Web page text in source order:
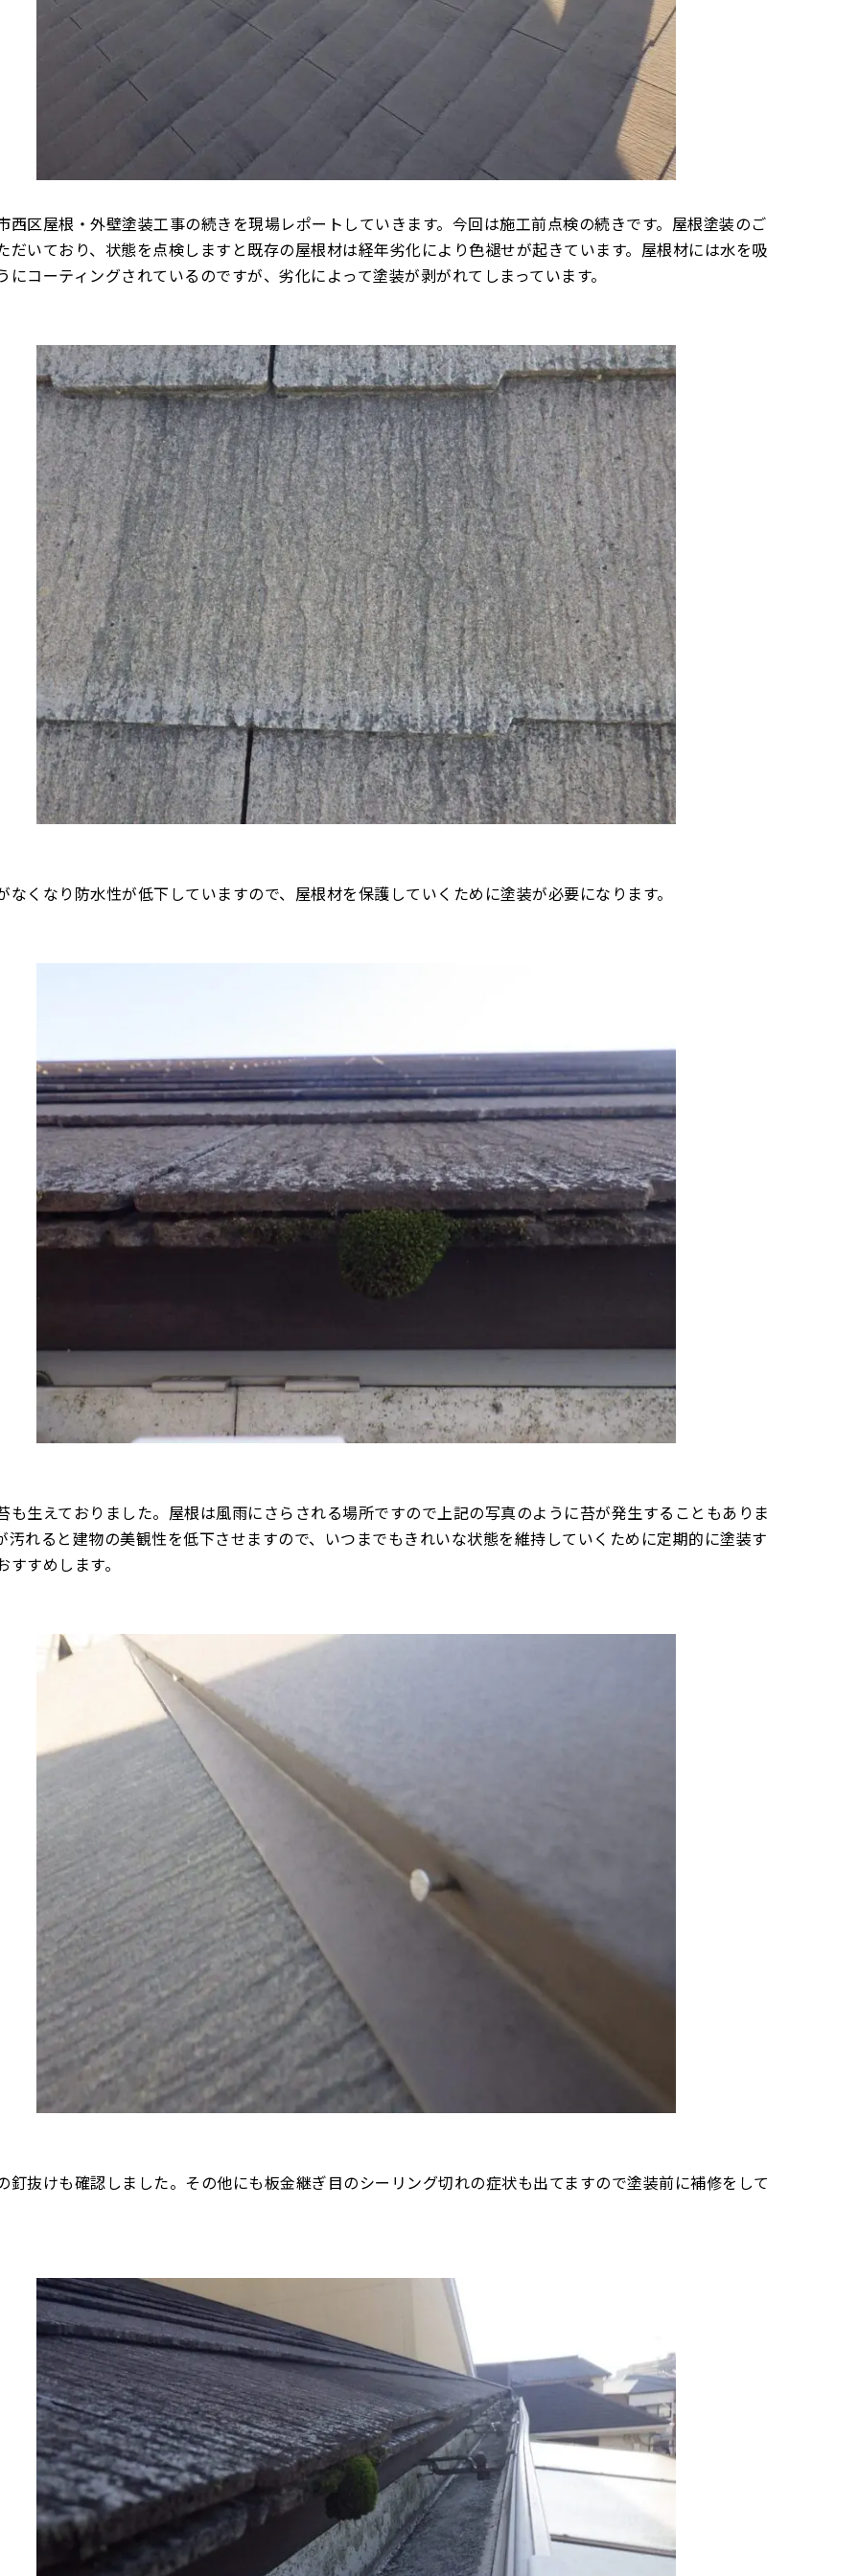
西区屋根・外壁塗装工事の続きを現場レポートしていきます。今回は施工前点検の続きです。屋根塗装のご
だいており、状態を点検しますと既存の屋根材は経年劣化により色褪せが起きています。屋根材には水を吸
にコーティングされているのですが、劣化によって塗装が剥がれてしまっています。
なくなり防水性が低下していますので、屋根材を保護していくために塗装が必要になります。
も生えておりました。屋根は風雨にさらされる場所ですので上記の写真のように苔が発生することもありま
汚れると建物の美観性を低下させますので、いつまでもきれいな状態を維持していくために定期的に塗装す
すすめします。
釘抜けも確認しました。その他にも板金継ぎ目のシーリング切れの症状も出てますので塗装前に補修をして